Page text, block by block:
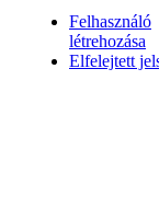
Felhasználó
létrehozása
Elfelejtett